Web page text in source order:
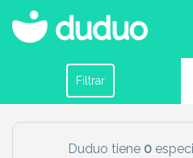
Filtrar
Filtrar por horario
Duduo tiene 0